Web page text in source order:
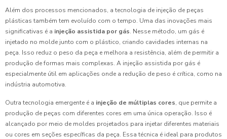
Além dos processos mencionados, a tecnologia de injeção de peças
plásticas também tem evoluído com o tempo. Uma das inovações mais
significativas é a injeção assistida por gás. Nesse método, um gás é
injetado no molde junto com o plástico, criando cavidades internas na
peça. Isso reduz o peso da peça e melhora a resistência, além de permitir a
produção de formas mais complexas. A injeção assistida por gás é
especialmente útil em aplicações onde a redução de peso é crítica, como na
indústria automotiva.
Outra tecnologia emergente é a injeção de múltiplas cores, que permite a
produção de peças com diferentes cores em uma única operação. Isso é
alcançado por meio de moldes projetados para injetar diferentes materiais
ou cores em seções específicas da peça. Essa técnica é ideal para produtos